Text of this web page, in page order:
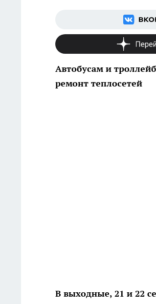
Автобусам и
ремонт теплосетей
В выходные, 21 и 22